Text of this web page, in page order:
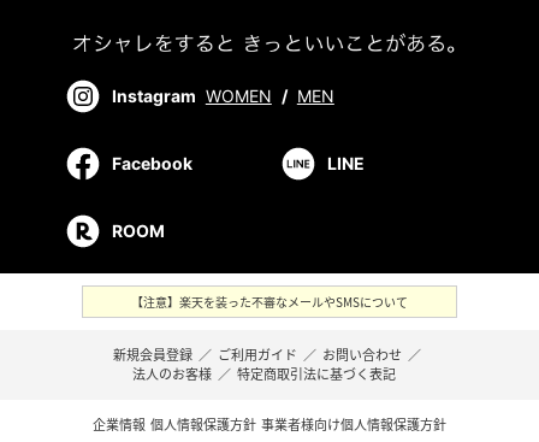
Instagram WOMEN / MEN
Facebook LINE
ROOM
【注意】楽天を装った不審なメールやSMSについて
新規会員登録 ／ ご利用ガイド ／ お問い合わせ ／
法人のお客様 ／ 特定商取引法に基づく表記
企業情報 個人情報保護方針 事業者様向け個人情報保護方針